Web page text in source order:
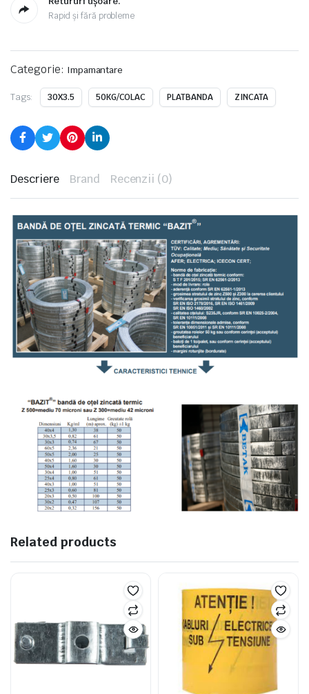
Rapid și fără probleme
Categorie: Impamantare
Tags: 30X3.5 50KG/COLAC PLATBANDA ZINCATA
Descriere Brand Recenzii (0)
Related products